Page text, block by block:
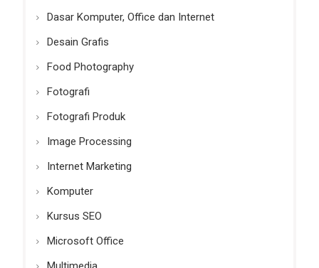
Dasar Komputer, Office dan Internet
Desain Grafis
Food Photography
Fotografi
Fotografi Produk
Image Processing
Internet Marketing
Komputer
Kursus SEO
Microsoft Office